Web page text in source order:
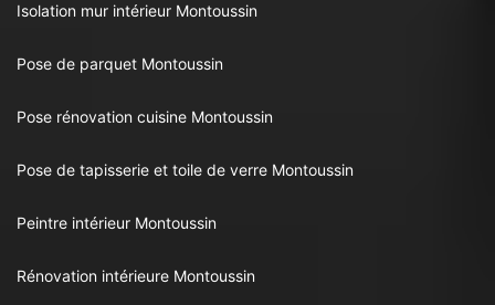
Isolation mur intérieur Montoussin
Pose de parquet Montoussin
Pose rénovation cuisine Montoussin
Pose de tapisserie et toile de verre Montoussin
Peintre intérieur Montoussin
Rénovation intérieure Montoussin